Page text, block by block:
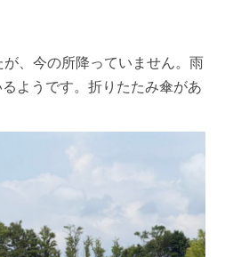
、今の所降っていません。雨
ようです。折りたたみ傘があ